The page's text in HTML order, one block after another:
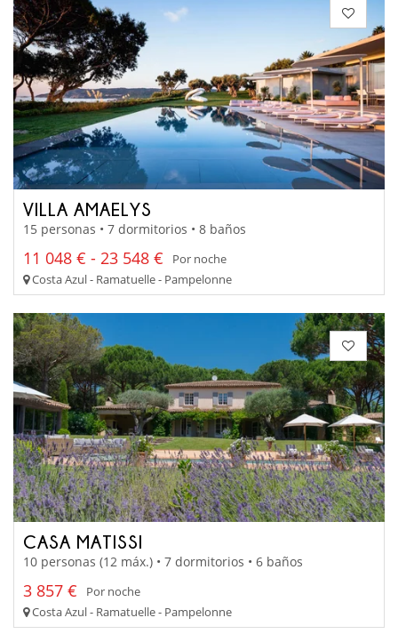
VILLA AMAELYS
15 personas • 7 dormitorios • 8 baños
11 048 € - 23 548 €
Por noche
Costa Azul - Ramatuelle - Pampelonne
CASA MATISSI
10 personas (12 máx.) • 7 dormitorios • 6 baños
3 857 €
Por noche
Costa Azul - Ramatuelle - Pampelonne